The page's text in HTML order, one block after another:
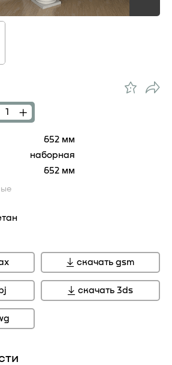
652 мм
наборная
652 мм
скачать gsm
скачать 3ds